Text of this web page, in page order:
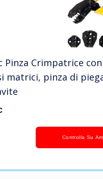
Pinza Crimpatrice
matrici, pinza di
Controlla Su